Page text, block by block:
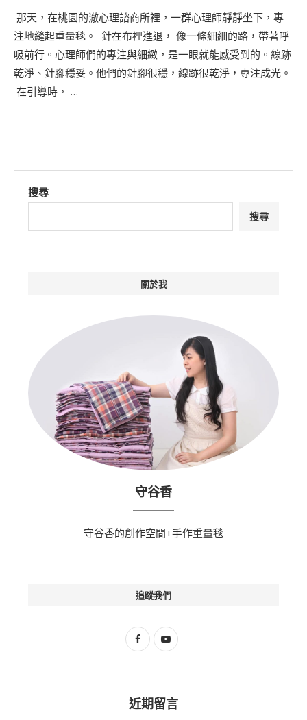
​ 那天，在桃園的澈心理諮商所裡，一群心理師靜靜坐下，專
注地縫起重量毯。 ​ 針在布裡進退， 像一條細細的路，帶著呼
吸前行。心理師們的專注與細緻，是一眼就能感受到的。線跡
乾淨、針腳穩妥。他們的針腳很穩，線跡很乾淨，專注成光。
​ 在引導時， …
搜尋
搜尋
關於我
守谷香
守谷香的創作空間+手作重量毯
追蹤我們
近期留言